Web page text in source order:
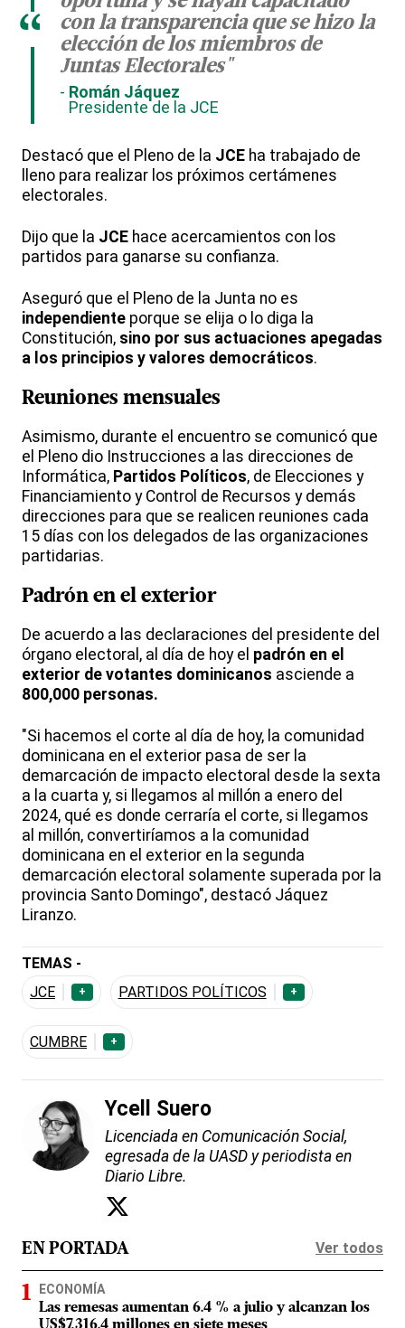
con la transparencia que se hizo la
elección de los miembros de
Juntas Electorales"
Román Jáquez
Presidente de la JCE
“
Destacó que el Pleno de la JCE ha trabajado de
lleno para realizar los próximos certámenes
electorales.
Dijo que la JCE hace acercamientos con los
partidos para ganarse su confianza.
Aseguró que el Pleno de la Junta no es
independiente porque se elija o lo diga la
Constitución, sino por sus actuaciones apegadas
a los principios y valores democráticos.
Reuniones mensuales
Asimismo, durante el encuentro se comunicó que
el Pleno dio Instrucciones a las direcciones de
Informática, Partidos Políticos, de Elecciones y
Financiamiento y Control de Recursos y demás
direcciones para que se realicen reuniones cada
15 días con los delegados de las organizaciones
partidarias.
Padrón en el exterior
De acuerdo a las declaraciones del presidente del
órgano electoral, al día de hoy el padrón en el
exterior de votantes dominicanos asciende a
800,000 personas.
"Si hacemos el corte al día de hoy, la comunidad
dominicana en el exterior pasa de ser la
demarcación de impacto electoral desde la sexta
a la cuarta y, si llegamos al millón a enero del
2024, qué es donde cerraría el corte, si llegamos
al millón, convertiríamos a la comunidad
dominicana en el exterior en la segunda
demarcación electoral solamente superada por la
provincia Santo Domingo", destacó Jáquez
Liranzo.
TEMAS -
JCE
+ PARTIDOS POLÍTICOS +
CUMBRE +
Ycell Suero
Licenciada en Comunicación Social,
egresada de la UASD y periodista en
Diario Libre.
EN PORTADA Ver todos
ECONOMÍA
Las remesas aumentan 6.4 % a julio y alcanzan los